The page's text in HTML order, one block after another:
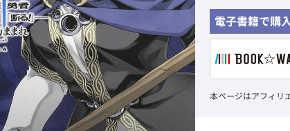
電子書籍で購
本ページはアフィリ